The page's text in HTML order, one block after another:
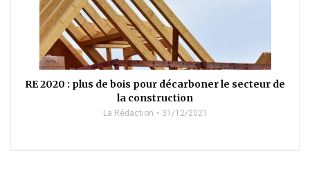
RE 2020 : plus de bois pour décarboner le secteur de
la construction
La Rédaction 31/12/2021